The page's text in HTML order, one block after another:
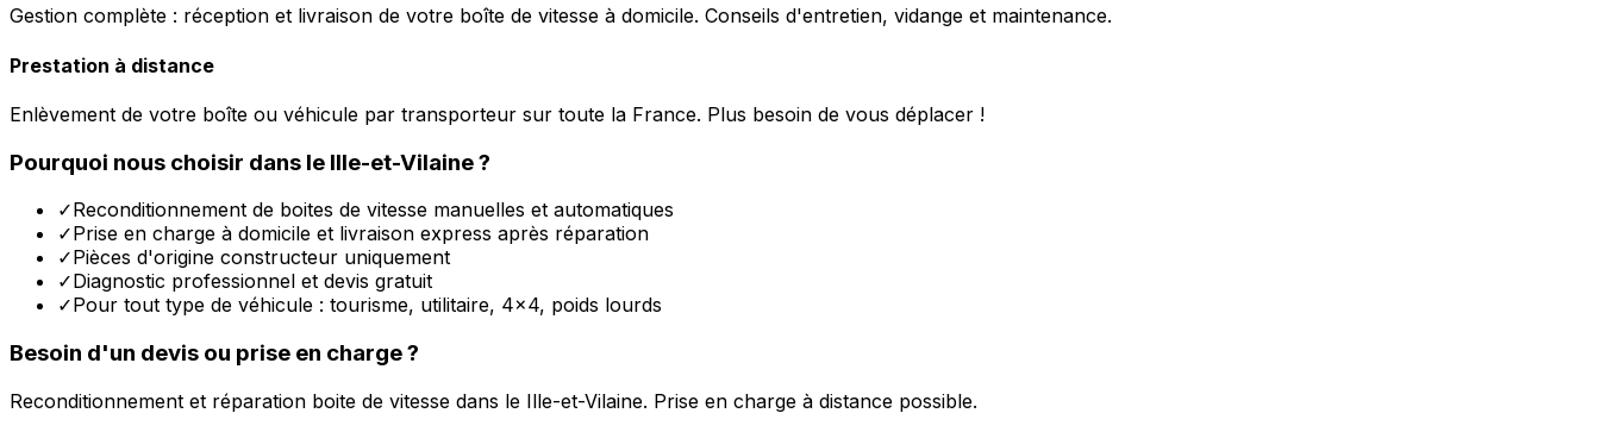
Gestion complète : réception et livraison de votre boîte de vitesse à domicile. Conseils d'entretien, vidange et maintenance.
Prestation à distance
Enlèvement de votre boîte ou véhicule par transporteur sur toute la France. Plus besoin de vous déplacer !
Pourquoi nous choisir dans le Ille-et-Vilaine?
✓Reconditionnement de boites de vitesse manuelles et automatiques
✓Prise en charge à domicile et livraison express après réparation
✓Pièces d'origine constructeur uniquement
✓Diagnostic professionnel et devis gratuit
✓Pour tout type de véhicule : tourisme, utilitaire, 4x4, poids lourds
Besoin d'un devis ou prise en charge ?
Reconditionnement et réparation boite de vitesse dans le Ille-et-Vilaine. Prise en charge à distance possible.